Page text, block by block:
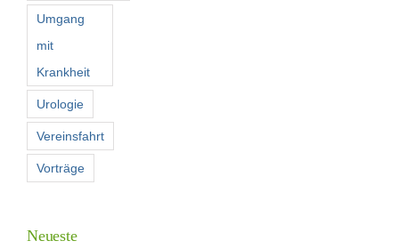
Umgang
mit
Krankheit
Urologie
Vereinsfahrt
Vorträge
Neueste